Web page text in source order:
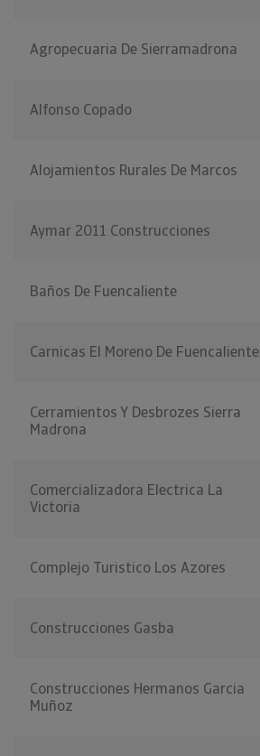
Agropecuaria De Sierramadrona
Alfonso Copado
Alojamientos Rurales De Marcos
Aymar 2011 Construcciones
Baños De Fuencaliente
Carnicas El Moreno De Fuencaliente
Cerramientos Y Desbrozes Sierra
Madrona
Comercializadora Electrica La
Victoria
Complejo Turistico Los Azores
Construcciones Gasba
Construcciones Hermanos Garcia
Muñoz